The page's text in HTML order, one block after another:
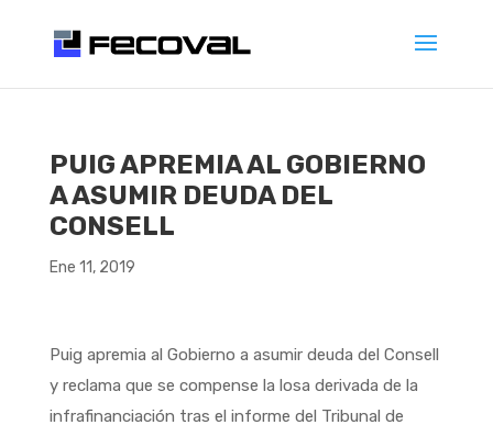
PUIG APREMIA AL GOBIERNO
A ASUMIR DEUDA DEL
CONSELL
Ene 11, 2019
Puig apremia al Gobierno a asumir deuda del Consell
y reclama que se compense la losa derivada de la
infrafinanciación tras el informe del Tribunal de